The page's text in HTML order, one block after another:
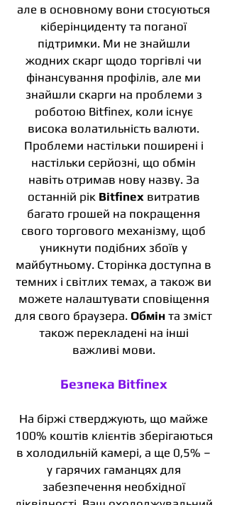
але в основному вони стосуються
кіберінциденту та поганої
підтримки. Ми не знайшли
жодних скарг щодо торгівлі чи
фінансування профілів, але ми
знайшли скарги на проблеми з
роботою Bitfinex, коли існує
висока волатильність валюти.
Проблеми настільки поширені і
настільки серйозні, що обмін
навіть отримав нову назву. За
останній рік Bitfinexвитратив
багато грошей на покращення
свого торгового механізму, щоб
уникнути подібних збоїв у
майбутньому. Сторінка доступна в
темних і світлих темах, а також ви
можете налаштувати сповіщення
для свого браузера. Обмін та зміст
також перекладені на інші
важливі мови.
Безпека Bitfinex
На біржі стверджують, що майже
100% коштів клієнтів зберігаються
в холодильній камері, а ще 0,5% –
у гарячих гаманцях для
забезпечення необхідної